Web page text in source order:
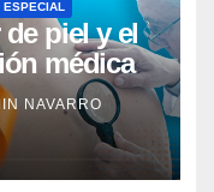
ESPECIAL
piel y el
médica
NAVARRO